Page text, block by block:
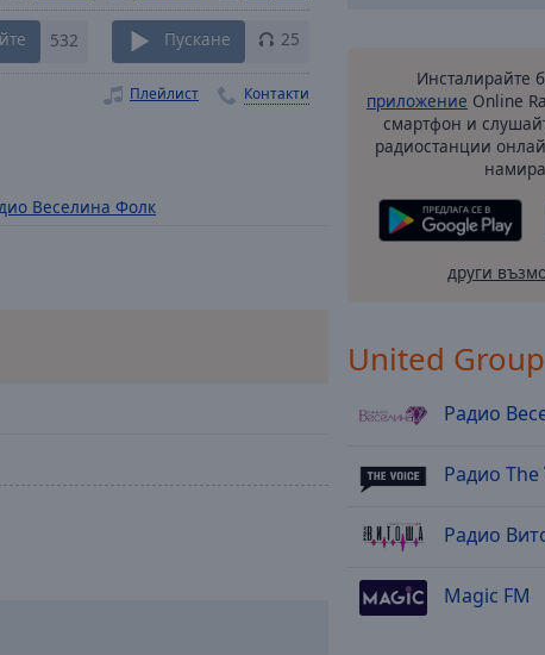
532 Пускане 25
Плейлист Контакти
Веселина Фолк
Инсталирайте
приложение Online
смартфон и
радиостанции
други
United Group
Радио
Радио The
Радио
Magic FM